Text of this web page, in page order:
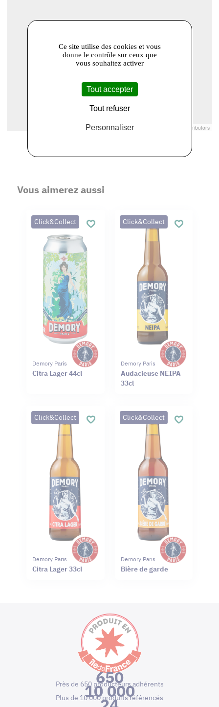
© Openstreetmap France | © contributors
Vous aimerez aussi
Click&Collect
Demory Paris
Citra Lager 44cl
Click&Collect
Demory Paris
Audacieuse NEIPA
33cl
Click&Collect
Demory Paris
Citra Lager 33cl
Click&Collect
Demory Paris
Bière de garde
650
Près de 650 producteurs adhérents
10 000
Plus de 10 000 produits référencés
Ce site utilise des cookies et vous
donne le contrôle sur ceux que
vous souhaitez activer
Tout accepter
Tout refuser
Personnaliser